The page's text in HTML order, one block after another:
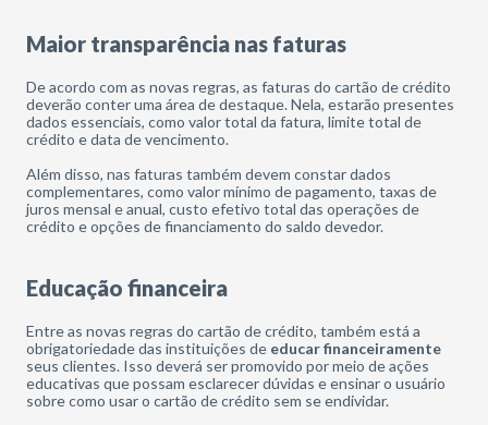
Maior transparência nas faturas
De acordo com as novas regras, as faturas do cartão de crédito
deverão conter uma área de destaque. Nela, estarão presentes
dados essenciais, como valor total da fatura, limite total de
crédito e data de vencimento.
Além disso, nas faturas também devem constar dados
complementares, como valor mínimo de pagamento, taxas de
juros mensal e anual, custo efetivo total das operações de
crédito e opções de financiamento do saldo devedor.
Educação financeira
Entre as novas regras do cartão de crédito, também está a
obrigatoriedade das instituições de educar financeiramente
seus clientes. Isso deverá ser promovido por meio de ações
educativas que possam esclarecer dúvidas e ensinar o usuário
sobre como usar o cartão de crédito sem se endividar.